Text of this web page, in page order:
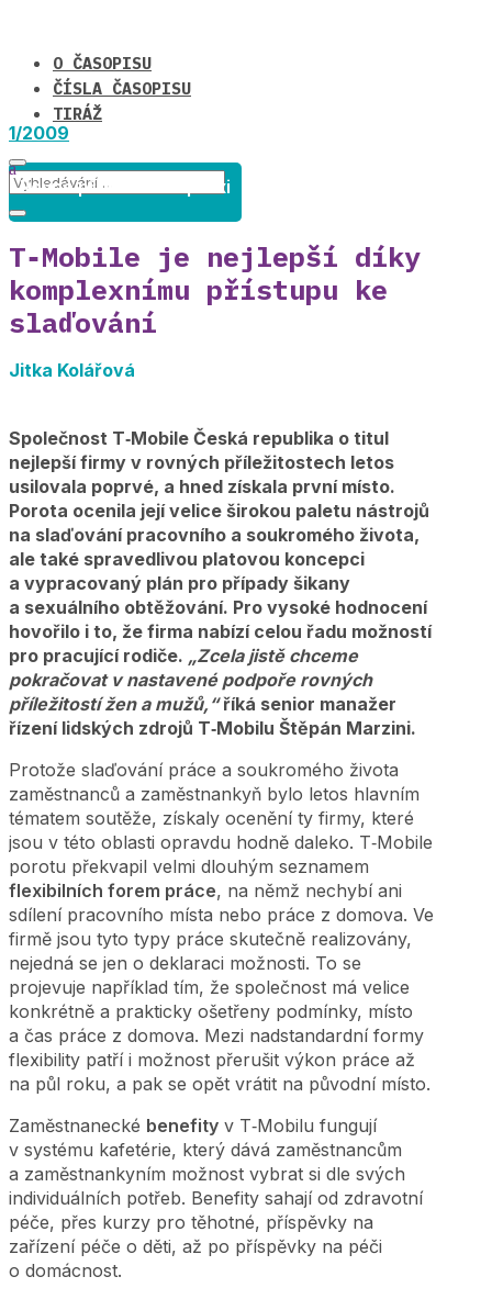
O ČASOPISU
ČÍSLA ČASOPISU
TIRÁŽ
1/2009
Rovné příležitosti v praxi
T‑Mobile je nejlepší díky
komplexnímu přístupu ke
slaďování
Jitka Kolářová
Společnost T‑Mobile Česká republika o titul
nejlepší firmy v rovných příležitostech letos
usilovala poprvé, a hned získala první místo.
Porota ocenila její velice širokou paletu nástrojů
na slaďování pracovního a soukromého života,
ale také spravedlivou platovou koncepci
a vypracovaný plán pro případy šikany
a sexuálního obtěžování. Pro vysoké hodnocení
hovořilo i to, že firma nabízí celou řadu možností
pro pracující rodiče. „Zcela jistě chceme
pokračovat v nastavené podpoře rovných
příležitostí žen a mužů,“říká senior manažer
řízení lidských zdrojů T‑Mobilu Štěpán Marzini.
Protože slaďování práce a soukromého života
zaměstnanců a zaměstnankyň bylo letos hlavním
tématem soutěže, získaly ocenění ty firmy, které
jsou v této oblasti opravdu hodně daleko. T‑Mobile
porotu překvapil velmi dlouhým seznamem
flexibilních forem práce, na němž nechybí ani
sdílení pracovního místa nebo práce z domova. Ve
firmě jsou tyto typy práce skutečně realizovány,
nejedná se jen o deklaraci možnosti. To se
projevuje například tím, že společnost má velice
konkrétně a prakticky ošetřeny podmínky, místo
a čas práce z domova. Mezi nadstandardní formy
flexibility patří i možnost přerušit výkon práce až
na půl roku, a pak se opět vrátit na původní místo.
Zaměstnanecké benefity v T‑Mobilu fungují
v systému kafetérie, který dává zaměstnancům
a zaměstnankyním možnost vybrat si dle svých
individuálních potřeb. Benefity sahají od zdravotní
péče, přes kurzy pro těhotné, příspěvky na
zařízení péče o děti, až po příspěvky na péči
o domácnost.